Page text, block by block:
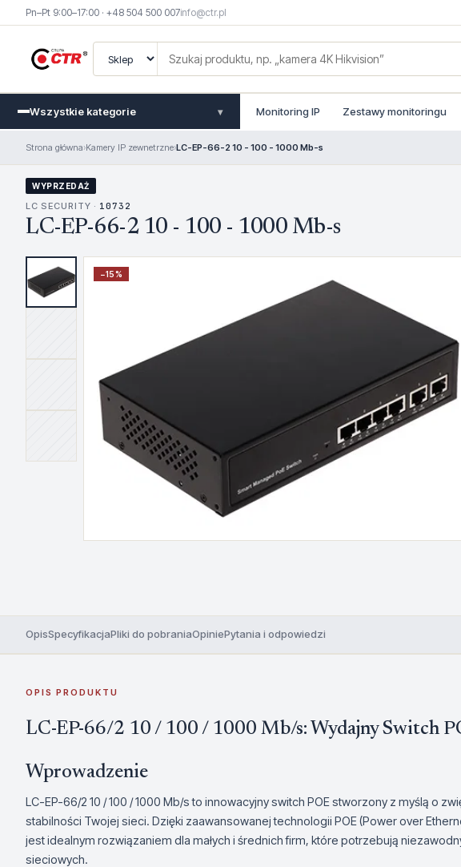
Pn–Pt 9:00–17:00 · +48 504 500 007info@ctr.pl
Wszystkie kategorie ▾ Monitoring IP Zestawy monitoringu
Strona główna›Kamery IP zewnetrzne›LC-EP-66-2 10 - 100 - 1000 Mb-s
WYPRZEDAŻ
LC SECURITY · 10732
LC-EP-66-2 10 - 100 - 1000 Mb-s
−15%
OpisSpecyfikacjaPliki do pobraniaOpiniePytania i odpowiedzi
OPIS PRODUKTU
LC-EP-66/2 10 / 100 / 1000 Mb/s: Wydajny Switch
Wprowadzenie
LC-EP-66/2 10 / 100 / 1000 Mb/s to innowacyjny switch POE stworzony z myślą o
stabilności Twojej sieci. Dzięki zaawansowanej technologii POE (Power over
jest idealnym rozwiązaniem dla małych i średnich firm, które potrzebują
sieciowych.